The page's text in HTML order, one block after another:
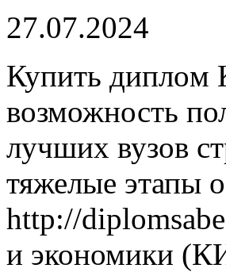
27.07.2024
Купить
возможность
лучших вузов
тяжелые этапы
http://
и экономики